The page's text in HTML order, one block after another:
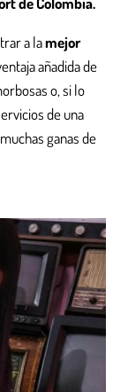
a lamejor
añadida de
o, si lo
de una
ganas de